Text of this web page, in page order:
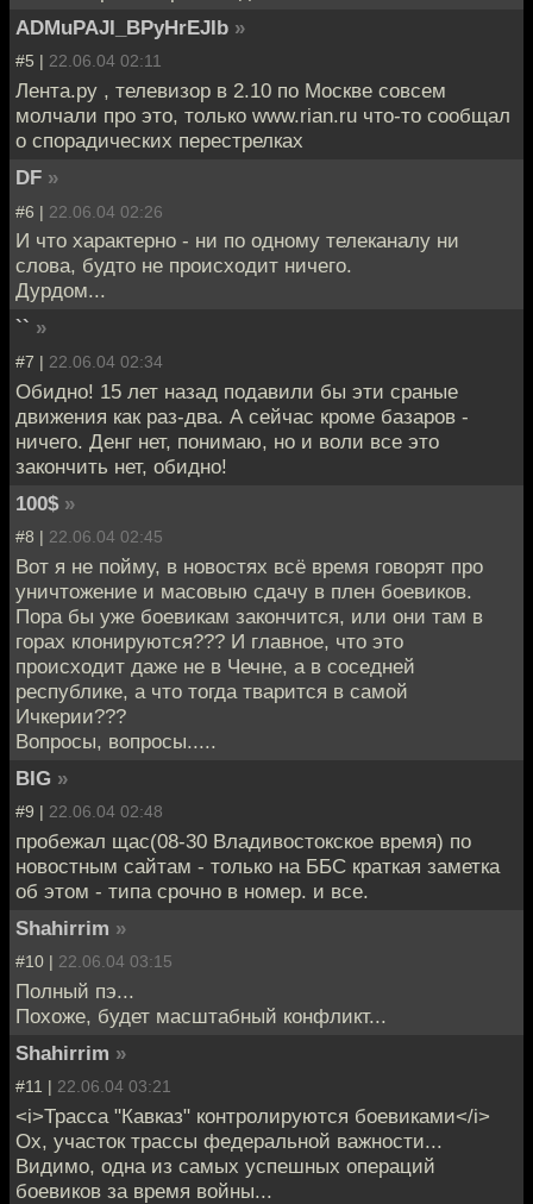
ADMuPAJI_BPyHrEJIb »
#5 | 22.06.04 02:11
Лента.ру , телевизор в 2.10 по Москве совсем
молчали про это, только www.rian.ru что-то сообщал
о спорадических перестрелках
DF »
#6 | 22.06.04 02:26
И что характерно - ни по одному телеканалу ни
слова, будто не происходит ничего.
Дурдом...
`` »
#7 | 22.06.04 02:34
Обидно! 15 лет назад подавили бы эти сраные
движения как раз-два. А сейчас кроме базаров -
ничего. Денг нет, понимаю, но и воли все это
закончить нет, обидно!
100$ »
#8 | 22.06.04 02:45
Вот я не пойму, в новостях всё время говорят про
уничтожение и масовыю сдачу в плен боевиков.
Пора бы уже боевикам закончится, или они там в
горах клонируются??? И главное, что это
происходит даже не в Чечне, а в соседней
республике, а что тогда тварится в самой
Ичкерии???
Вопросы, вопросы.....
BIG »
#9 | 22.06.04 02:48
пробежал щас(08-30 Владивостокское время) по
новостным сайтам - только на ББС краткая заметка
об этом - типа срочно в номер. и все.
Shahirrim »
#10 | 22.06.04 03:15
Полный пэ...
Похоже, будет масштабный конфликт...
Shahirrim »
#11 | 22.06.04 03:21
<i>Трасса "Кавказ" контролируются боевиками</i>
Ох, участок трассы федеральной важности...
Видимо, одна из самых успешных операций
боевиков за время войны...